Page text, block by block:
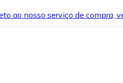
ao nosso serviço de compra,